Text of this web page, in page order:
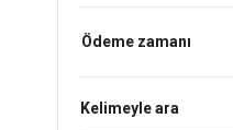
Ödeme zamanı
Kelimeyle ara